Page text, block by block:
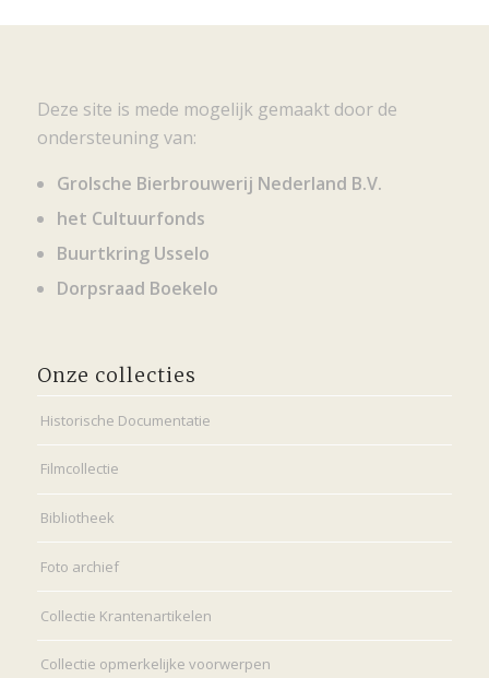
Deze site is mede mogelijk gemaakt door de
ondersteuning van:
Grolsche Bierbrouwerij Nederland B.V.
het Cultuurfonds
Buurtkring Usselo
Dorpsraad Boekelo
Onze collecties
Historische Documentatie
Filmcollectie
Bibliotheek
Foto archief
Collectie Krantenartikelen
Collectie opmerkelijke voorwerpen